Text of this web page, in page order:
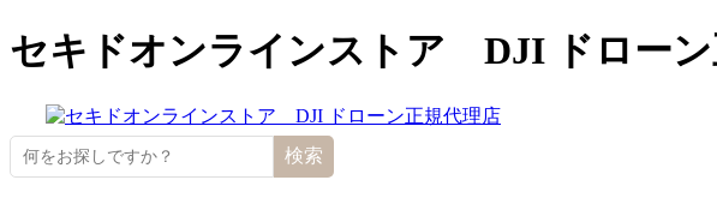
セキドオンラインストア DJI ドローン
検索